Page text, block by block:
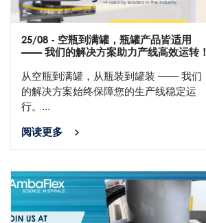
25/08 - 空瓶到满罐，瓶罐产品皆适用
—— 我们的解决方案助力产线高效运转！
从空瓶到满罐，从瓶装到罐装 —— 我们
的解决方案始终保障您的生产线稳定运
行。...
阅读更多